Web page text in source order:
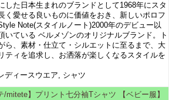
した日本生まれのブランドとして1968年にスタ
く愛せる良いものに価値をおき、新しいポロフ
Note(スタイルノート)2000年のデビュー以
いている ベルメゾンのオリジナルブランド。ト
ら、素材・仕立て・シルエットに至るまで、大
ティを追求し、お洒落が楽しくなるスタイルを
ディースウエア, シャツ
/mitete】プリント七分袖Tシャツ 【ベビー服】